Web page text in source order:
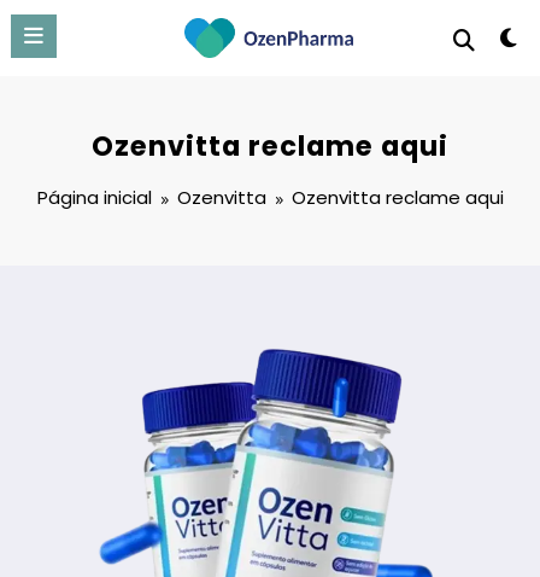
Pular
para
Ozenvitta reclame aqui
Página inicial Ozenvitta Ozenvitta reclame aqui